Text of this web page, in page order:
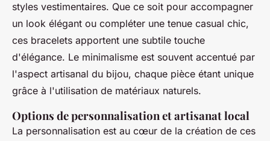
styles vestimentaires. Que ce soit pour accompagner
un look élégant ou compléter une tenue casual chic,
ces bracelets apportent une subtile touche
d'élégance. Le minimalisme est souvent accentué par
l'aspect artisanal du bijou, chaque pièce étant unique
grâce à l'utilisation de matériaux naturels.
Options de personnalisation et artisanat local
La personnalisation est au cœur de la création de ces